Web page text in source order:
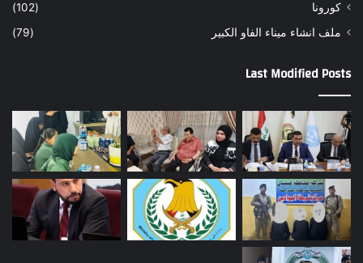
كورونا
(102)
ملف انشاء ميناء الفاو الكبير
(79)
Last Modified Posts